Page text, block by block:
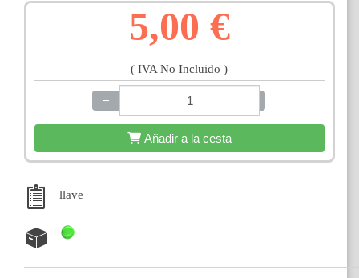
5,00 €
( IVA No Incluido )
−
Añadir a la cesta
llave